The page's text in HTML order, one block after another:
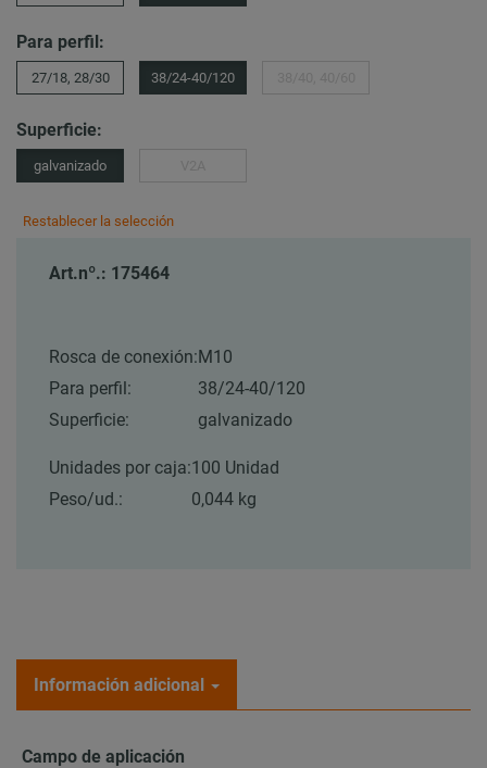
Para perfil:
27/18, 28/30 38/24-40/120
Superficie:
galvanizado
Restablecer la selección
Art.nº.: 175464
Rosca de conexión:M10
Para perfil:
38/24-40/120
Superficie:
galvanizado
Unidades por caja:100 Unidad
Peso/ud.:
0,044 kg
Información adicional
Campo de aplicación